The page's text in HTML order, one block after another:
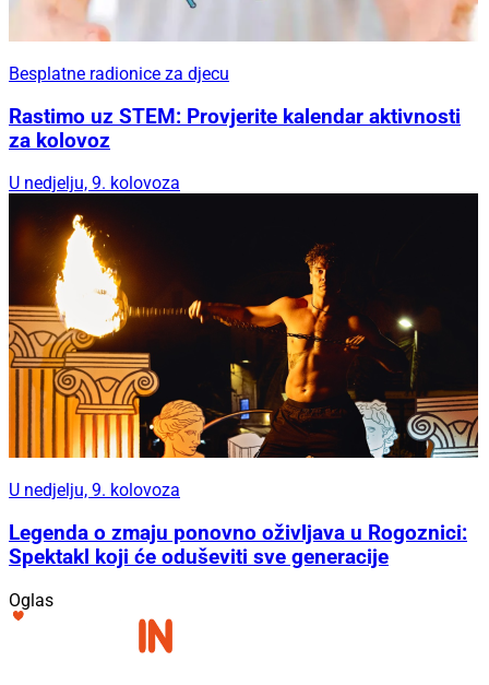
Besplatne radionice za djecu
Rastimo uz STEM: Provjerite kalendar aktivnosti
za kolovoz
U nedjelju, 9. kolovoza
U nedjelju, 9. kolovoza
Legenda o zmaju ponovno oživljava u Rogoznici:
Spektakl koji će oduševiti sve generacije
Oglas